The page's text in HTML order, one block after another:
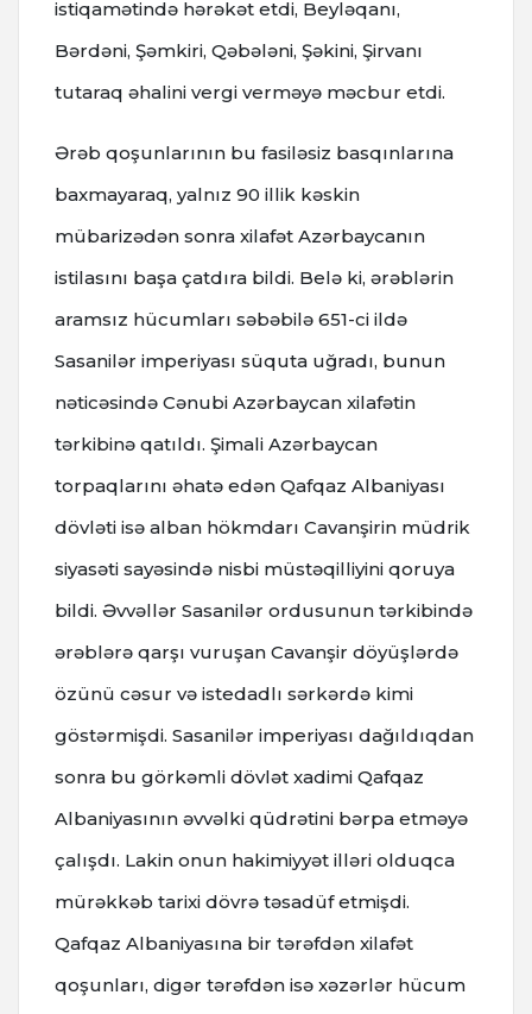
istiqamətində hərəkət etdi, Beyləqanı,
Bərdəni, Şəmkiri, Qəbələni, Şəkini, Şirvanı
tutaraq əhalini vergi verməyə məcbur etdi.
Ərəb qoşunlarının bu fasiləsiz basqınlarına
baxmayaraq, yalnız 90 illik kəskin
mübarizədən sonra xilafət Azərbaycanın
istilasını başa çatdıra bildi. Belə ki, ərəblərin
aramsız hücumları səbəbilə 651-ci ildə
Sasanilər imperiyası süquta uğradı, bunun
nəticəsində Cənubi Azərbaycan xilafətin
tərkibinə qatıldı. Şimali Azərbaycan
torpaqlarını əhatə edən Qafqaz Albaniyası
dövləti isə alban hökmdarı Cavanşirin müdrik
siyasəti sayəsində nisbi müstəqilliyini qoruya
bildi. Əvvəllər Sasanilər ordusunun tərkibində
ərəblərə qarşı vuruşan Cavanşir döyüşlərdə
özünü cəsur və istedadlı sərkərdə kimi
göstərmişdi. Sasanilər imperiyası dağıldıqdan
sonra bu görkəmli dövlət xadimi Qafqaz
Albaniyasının əvvəlki qüdrətini bərpa etməyə
çalışdı. Lakin onun hakimiyyət illəri olduqca
mürəkkəb tarixi dövrə təsadüf etmişdi.
Qafqaz Albaniyasına bir tərəfdən xilafət
qoşunları, digər tərəfdən isə xəzərlər hücum